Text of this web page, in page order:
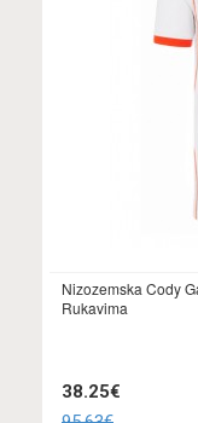
Nizozemska Cody
Rukavima
38.25€